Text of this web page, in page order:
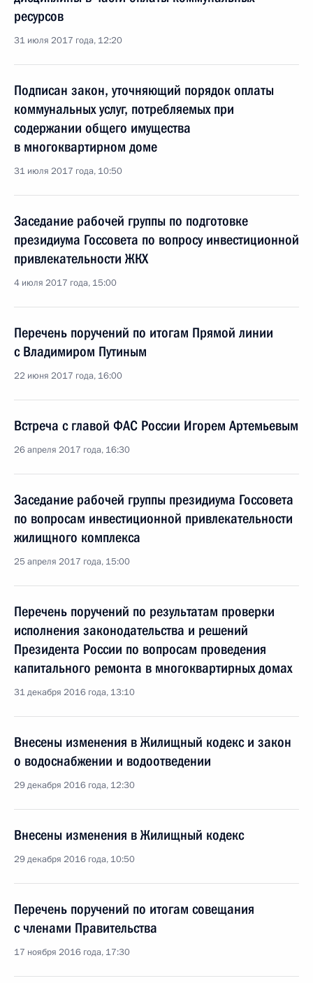
ресурсов
31 июля 2017 года, 12:20
Подписан закон, уточняющий порядок оплаты
коммунальных услуг, потребляемых при
содержании общего имущества
в многоквартирном доме
31 июля 2017 года, 10:50
Заседание рабочей группы по подготовке
президиума Госсовета по вопросу инвестиционной
привлекательности ЖКХ
4 июля 2017 года, 15:00
Перечень поручений по итогам Прямой линии
с Владимиром Путиным
22 июня 2017 года, 16:00
Встреча с главой ФАС России Игорем Артемьевым
26 апреля 2017 года, 16:30
Заседание рабочей группы президиума Госсовета
по вопросам инвестиционной привлекательности
жилищного комплекса
25 апреля 2017 года, 15:00
Перечень поручений по результатам проверки
исполнения законодательства и решений
Президента России по вопросам проведения
капитального ремонта в многоквартирных домах
31 декабря 2016 года, 13:10
Внесены изменения в Жилищный кодекс и закон
о водоснабжении и водоотведении
29 декабря 2016 года, 12:30
Внесены изменения в Жилищный кодекс
29 декабря 2016 года, 10:50
Перечень поручений по итогам совещания
с членами Правительства
17 ноября 2016 года, 17:30